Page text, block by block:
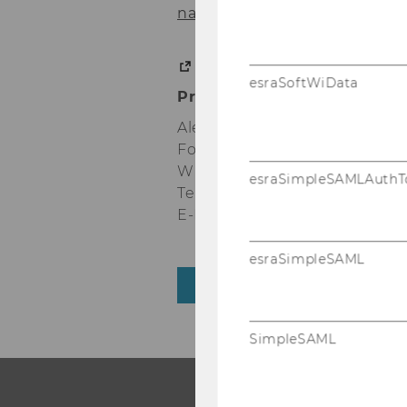
nals.plos.org/plo­so­ne/
Wei­te­re In­for­ma­tio­nen
Pres­se­kon­takt:
Alex­an­der Vieß
For­schungs­kom­mu­ni­ka­ti­on
Wirt­schafts­uni­ver­si­tät Wien
Tel: + 43-​1-31336-5478
E-​Mail:
esraSoftWiData
esraSimpleSAML
SimpleSAML